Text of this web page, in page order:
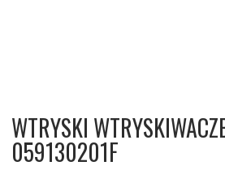
WTRYSKI
059130201F